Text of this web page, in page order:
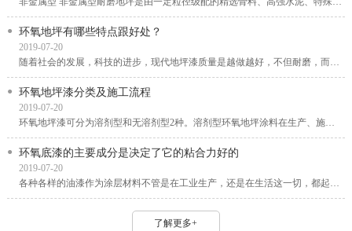
环氧地坪有哪些特点跟好处？
2019-07-20
随着社会的发展，科技的进步，现代地坪漆质量是越做越好，不但耐磨，而且还不容易老化，...
环氧地坪漆分类及施工流程
2019-07-20
环氧地坪漆可分为溶剂型和无溶剂型2种。溶剂型环氧地坪涂料在生产、施工和固化过程中会排...
环氧底漆的主要成分是决定了它的粘合力好的
2019-07-20
各种各样的油漆作为涂层材料不管是在工业生产，还是在生活这一切，都起到了重要大的功效...
了解更多+